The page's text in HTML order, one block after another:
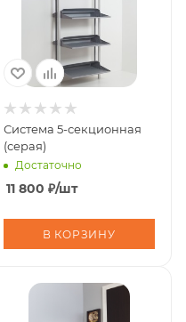
Система 5-секционная
(серая)
Достаточно
11 800 ₽/шт
В КОРЗИНУ